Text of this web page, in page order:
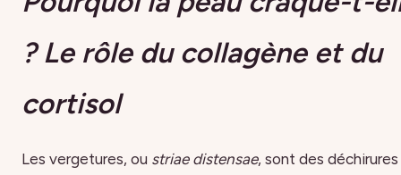
? Le rôle du collagène et du
cortisol
Les vergetures, ou striae distensae, sont des déchirures